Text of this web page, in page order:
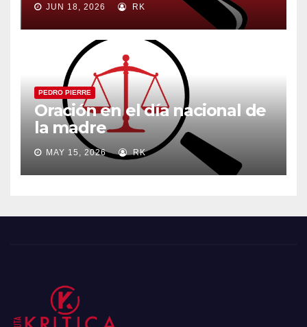
JUN 18, 2026 RK
PEDRO PIERRE
Oración en el día nacional de
la madre
MAY 15, 2026 RK